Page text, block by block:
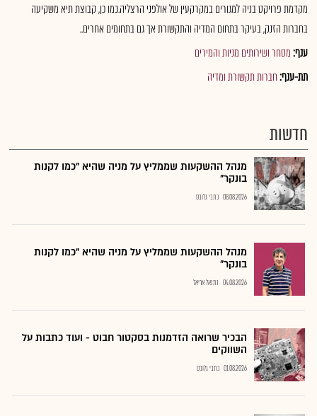
מקדמת פרויקט בניה למגורים במקרקעין של אולפני הרצליה.כמו כן, קבוצת תיא משקיעה
בחברות הזנק, בעיקר בתחום המדיה והתקשורת אך גם בתחומים אחרים..
ענף:מסחר ושירותים מניות והמירים
תת-ענף:חברות תקשורת ומדיה
חדשות
מנהל ההשקעות שממליץ על מניה שהיא "כמו לקנות
בונקר"
08.08.2026 כתבי גלובס
מנהל ההשקעות שממליץ על מניה שהיא "כמו לקנות
בונקר"
04.08.2026 נתנאל אריאל
הבכיר שרואה הזדמנות בסקטור חבוט - ועוד כתבות על
השווקים
01.08.2026 כתבי גלובס